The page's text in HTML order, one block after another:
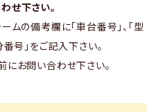
せ下さい。
ムの備考欄に「車台番号」、「型
番号」をご記入下さい。
にお問い合わせ下さい。